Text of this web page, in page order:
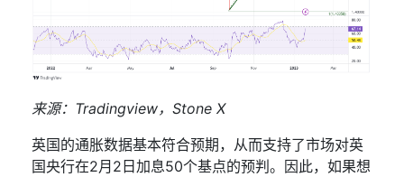
来源： Tradingview， Stone X
英国的通胀数据基本符合预期，从而支持了市场对英
国央行在2月2日加息50个基点的预判。因此，如果想